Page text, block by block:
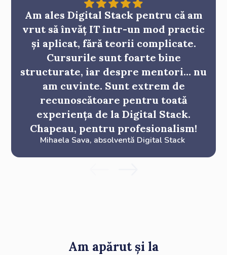
Am ales Digital Stack pentru că am
vrut să învăț IT într-un mod practic
și aplicat, fără teorii complicate.
Cursurile sunt foarte bine
structurate, iar despre mentori… nu
am cuvinte. Sunt extrem de
recunoscătoare pentru toată
experiența de la Digital Stack.
Chapeau, pentru profesionalism!
Mihaela Sava, absolventă Digital Stack
Am apărut și la